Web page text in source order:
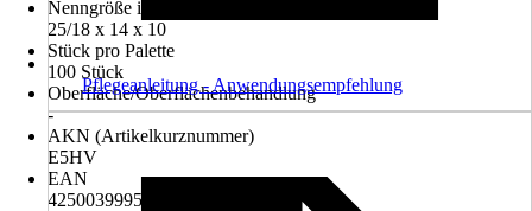
Nenngröße in cm
25/18 x 14 x 10
Stück pro Palette
100 Stück
Oberfläche/Oberflächenbehandlung
-
AKN (Artikelkurznummer)
E5HV
EAN
4250039995273
Pflegeanleitung - Anwendungsempfehlung